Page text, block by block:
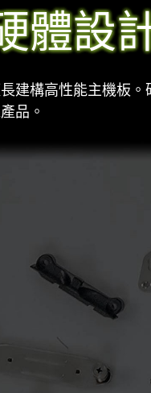
體設
建構高性能主機板
品。